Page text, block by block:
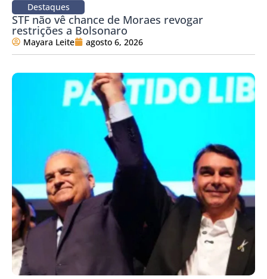
Destaques
STF não vê chance de Moraes revogar
restrições a Bolsonaro
Mayara Leite agosto 6, 2026